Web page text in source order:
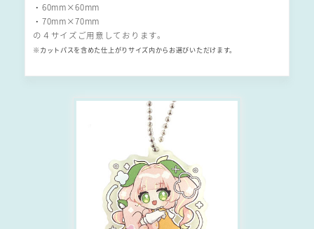
・60mm×60mm
・70mm×70mm
の４サイズご用意しております。
※カットパスを含めた仕上がりサイズ内からお選びいただけます。